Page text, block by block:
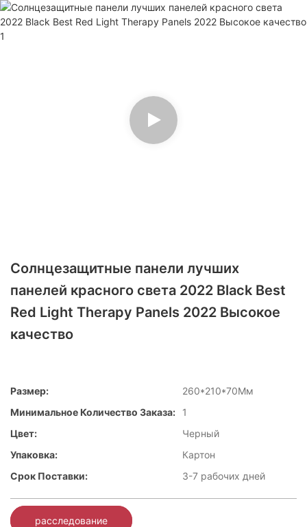
Солнцезащитные панели лучших
панелей красного света 2022 Black Best
Red Light Therapy Panels 2022 Высокое
качество
Размер:
260*210*70Мм
Минимальное Количество Заказа:
1
Цвет:
Черный
Упаковка:
Картон
Срок Поставки:
3-7 рабочих дней
расследование